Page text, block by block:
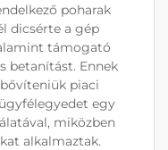
poharak
dicsérte a gép
támogató
betanítást. Ennek
piaci
egy
miközben
alkalmaztak.